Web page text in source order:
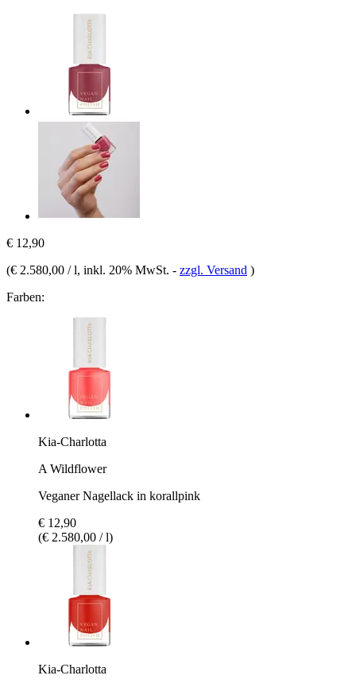
€ 12,90
(€ 2.580,00 / l, inkl. 20% MwSt. - zzgl. Versand )
Farben:
Kia-Charlotta
A Wildflower
Veganer Nagellack in korallpink
€ 12,90
(€ 2.580,00 / l)
Kia-Charlotta